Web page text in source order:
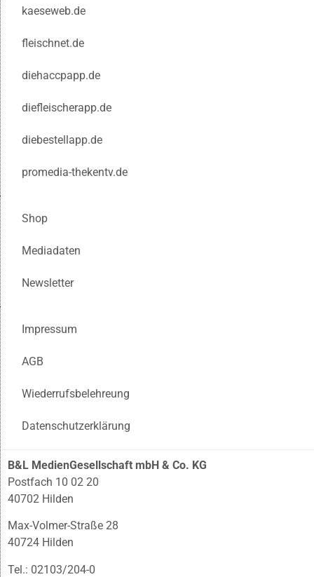
kaeseweb.de
fleischnet.de
diehaccpapp.de
diefleischerapp.de
diebestellapp.de
promedia-thekentv.de
Shop
Mediadaten
Newsletter
Impressum
AGB
Wiederrufsbelehreung
Datenschutzerklärung
B&L MedienGesellschaft mbH & Co. KG
Postfach 10 02 20
40702 Hilden
Max-Volmer-Straße 28
40724 Hilden
Tel.: 02103/204-0